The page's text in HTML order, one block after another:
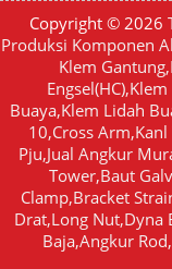
Copyright © 2026
Produksi Komponen
Klem
Buaya,Klem Lidah
10,Cross
Pju,Jual Angkur
Tower,Baut
Clamp,Bracket
Drat,Long Nut,Dyna
Baja,Angkur